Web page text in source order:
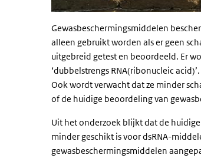
Gewasbeschermingsmiddelen
alleen gebruikt worden als er geen
uitgebreid getest en beoordeeld. Er
‘dubbelstrengs RNA(ribonucleic
Ook wordt verwacht dat ze minder
of de huidige beoordeling van
Uit het onderzoek blijkt dat de
minder geschikt is voor dsRNA-
gewasbeschermingsmiddelen